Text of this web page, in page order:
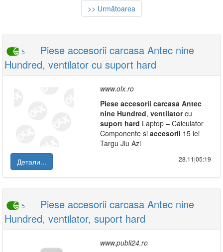
>> Următoarea
5
Piese accesorii carcasa Antec nine
Hundred, ventilator cu suport hard
www.olx.ro
Piese accesorii carcasa Antec
nine Hundred, ventilatorcu
suport hard Laptop – Calculator
Componente si accesorii 15 lei
Targu Jiu Azi
Детали...
28.11|05:19
5
Piese accesorii carcasa Antec nine
Hundred, ventilator, suport hard
www.publi24.ro